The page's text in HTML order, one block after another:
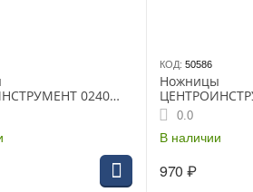
0240
травы,
180°
КОД: 50586
Ножницы
садовые д/
длина-60мм
+фиксатор
0.0
В наличии
970 ₽